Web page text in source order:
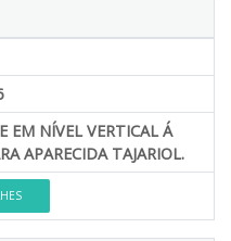
EM NÍVEL VERTICAL Á
APARECIDA TAJARIOL.